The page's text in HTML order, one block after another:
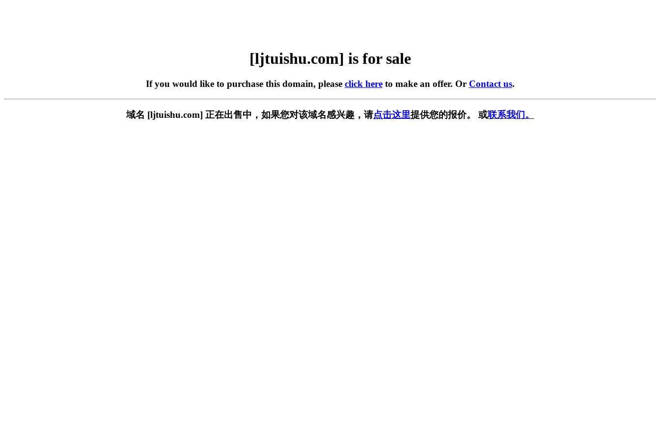
[ljtuishu.com] is for sale
If you would like to purchase this domain, please click hereto make an offer. Or Contact us.
域名 [ljtuishu.com] 正在出售中，如果您对该域名感兴趣，请点击这里提供您的报价。 或联系我们。